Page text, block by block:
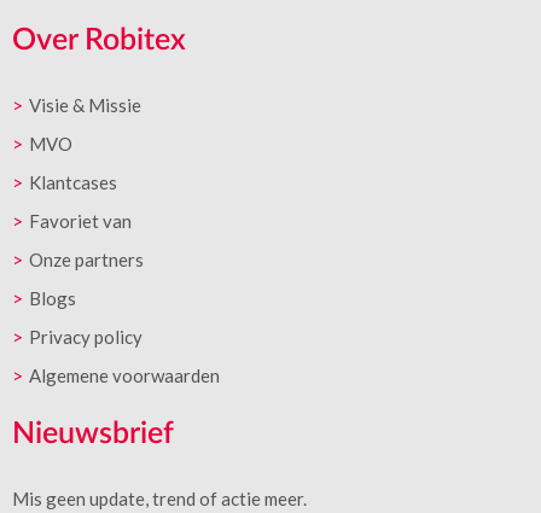
Over Robitex
Visie & Missie
MVO
Klantcases
Favoriet van
Onze partners
Blogs
Privacy policy
Algemene voorwaarden
Nieuwsbrief
Mis geen update, trend of actie meer.